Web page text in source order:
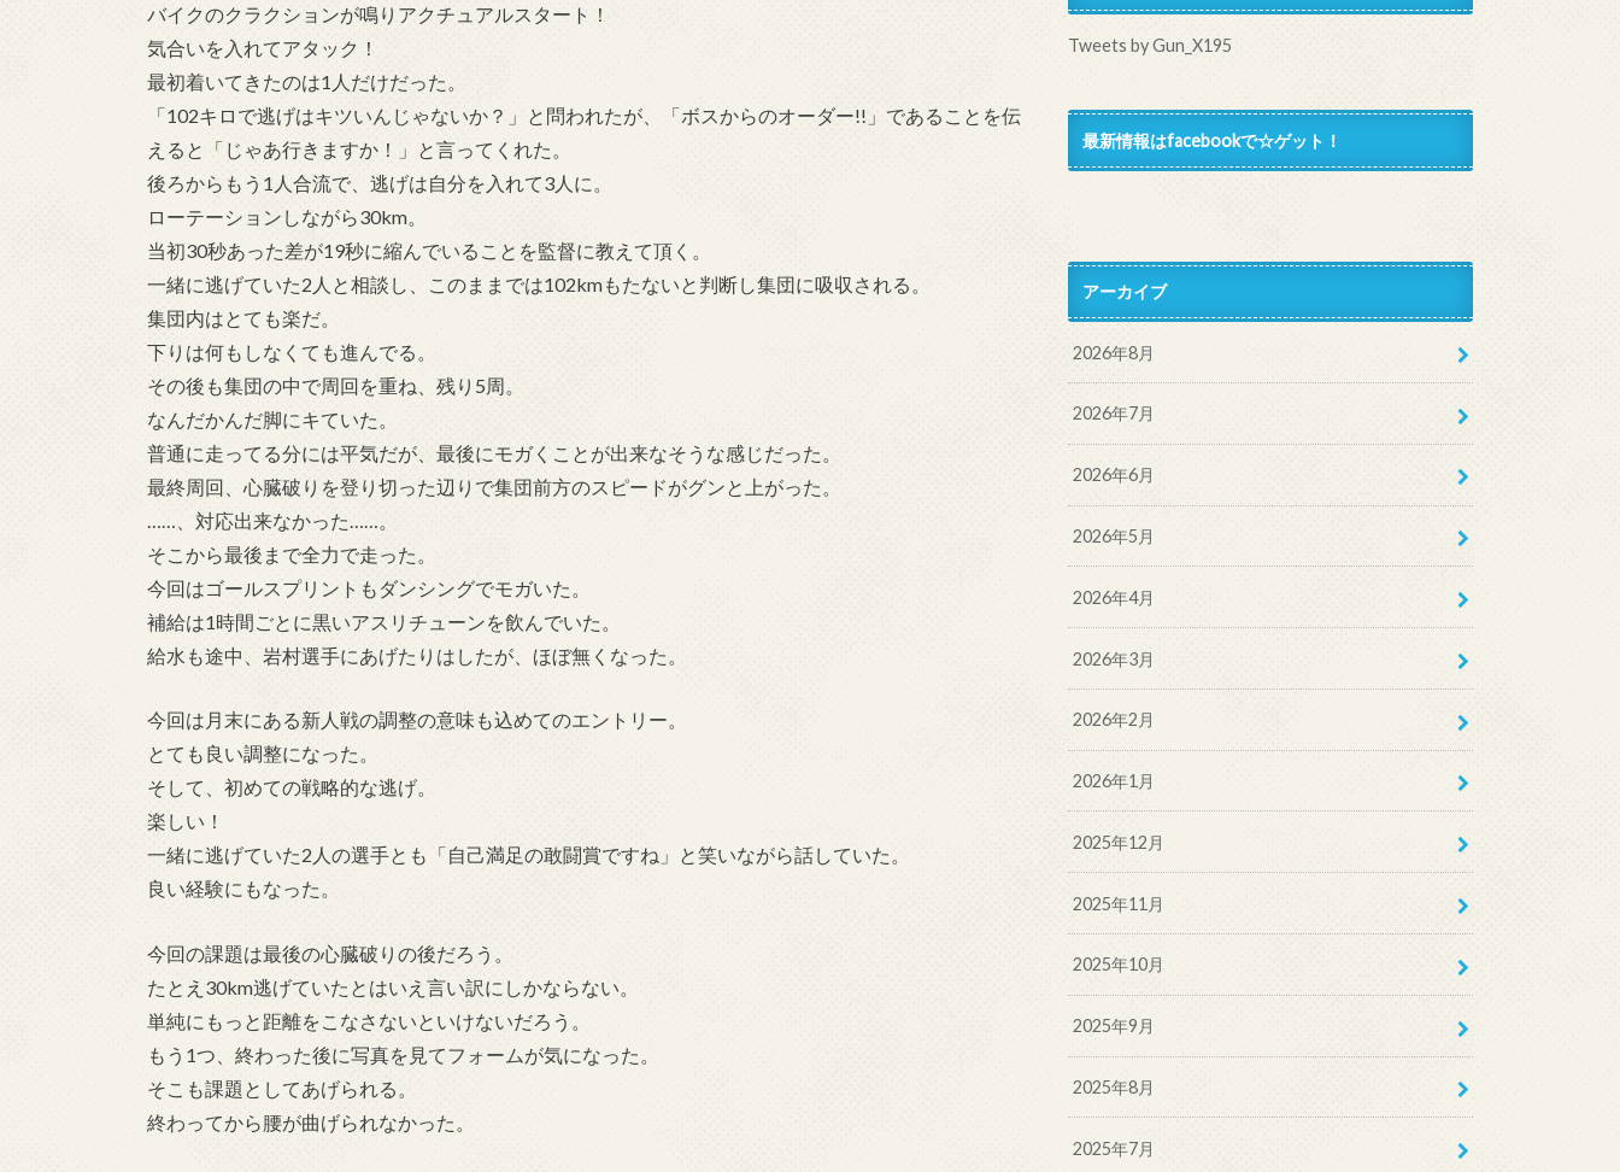
バイクのクラクションが鳴りアクチュアルスタート！
気合いを入れてアタック！
最初着いてきたのは1人だけだった。
「102キロで逃げはキツいんじゃないか？」と問われたが、「ボスからのオーダー!!」であることを伝
えると「じゃあ行きますか！」と言ってくれた。
後ろからもう1人合流で、逃げは自分を入れて3人に。
ローテーションしながら30km。
当初30秒あった差が19秒に縮んでいることを監督に教えて頂く。
一緒に逃げていた2人と相談し、このままでは102kmもたないと判断し集団に吸収される。
集団内はとても楽だ。
下りは何もしなくても進んでる。
その後も集団の中で周回を重ね、残り5周。
なんだかんだ脚にキていた。
普通に走ってる分には平気だが、最後にモガくことが出来なそうな感じだった。
最終周回、心臓破りを登り切った辺りで集団前方のスピードがグンと上がった。
……、対応出来なかった……。
そこから最後まで全力で走った。
今回はゴールスプリントもダンシングでモガいた。
補給は1時間ごとに黒いアスリチューンを飲んでいた。
給水も途中、岩村選手にあげたりはしたが、ほぼ無くなった。
今回は月末にある新人戦の調整の意味も込めてのエントリー。
とても良い調整になった。
そして、初めての戦略的な逃げ。
楽しい！
一緒に逃げていた2人の選手とも「自己満足の敢闘賞ですね」と笑いながら話していた。
良い経験にもなった。
今回の課題は最後の心臓破りの後だろう。
たとえ30km逃げていたとはいえ言い訳にしかならない。
単純にもっと距離をこなさないといけないだろう。
もう1つ、終わった後に写真を見てフォームが気になった。
そこも課題としてあげられる。
終わってから腰が曲げられなかった。
Tweets by Gun_X195
最新情報はfacebookで☆ゲット！
アーカイブ
2026年8月
2026年7月
2026年6月
2026年5月
2026年4月
2026年3月
2026年2月
2026年1月
2025年12月
2025年11月
2025年10月
2025年9月
2025年8月
2025年7月